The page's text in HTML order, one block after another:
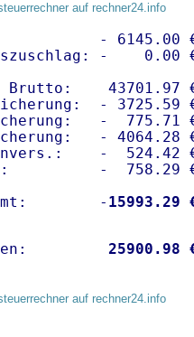
auf rechner24.info
- 6145.00
-    0.00
Brutto:    43701.97
-
-  775.71
- 4064.28
-  524.42
-  758.29
- 15993.29
25900.98
auf rechner24.info